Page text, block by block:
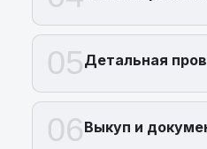
05Детальная
06Выкуп и